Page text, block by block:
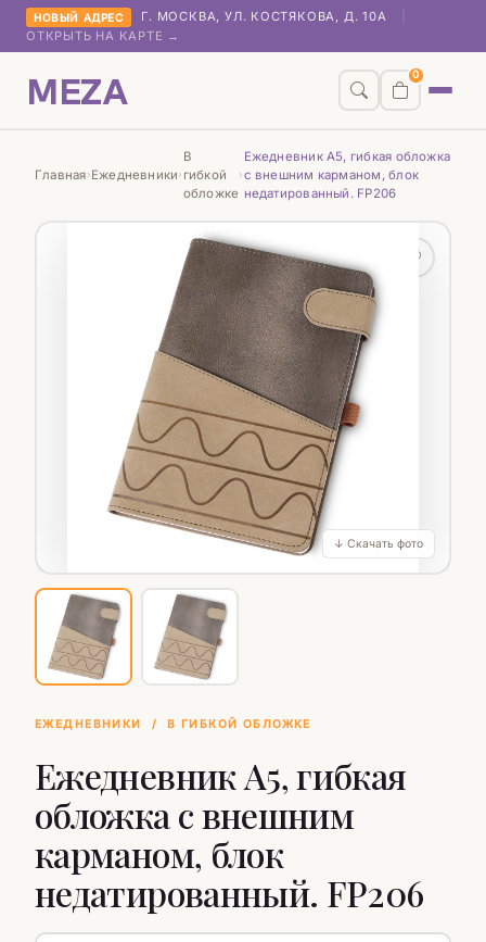
НОВЫЙ АДРЕС Г. МОСКВА, УЛ. КОСТЯКОВА, Д. 10А
ОТКРЫТЬ НА КАРТЕ →
MEZA 0
Главная›Ежедневники›
В
гибкой
обложке
›
Ежедневник А5, гибкая обложка
с внешним карманом, блок
недатированный. FP206
♡
↓ Скачать фото
ЕЖЕДНЕВНИКИ / В ГИБКОЙ ОБЛОЖКЕ
Ежедневник А5, гибкая
обложка с внешним
карманом, блок
недатированный. FP206